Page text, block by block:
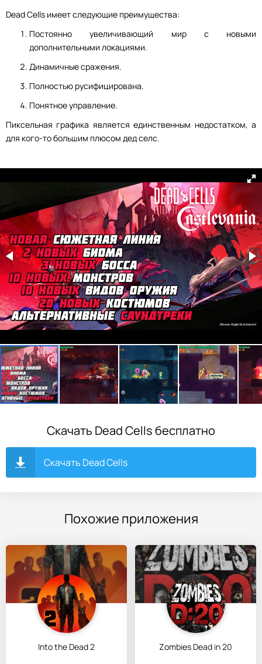
Dead Cells имеет следующие преимущества:
Постоянно увеличивающий мир с новыми
дополнительными локациями.
Динамичные сражения.
Полностью русифицирована.
Понятное управление.
Пиксельная графика является единственным недостатком, а
для кого-то большим плюсом дед селс.
Скачать Dead Cells бесплатно
Скачать Dead Cells
Похожие приложения
Into the Dead 2 Zombies Dead in 20